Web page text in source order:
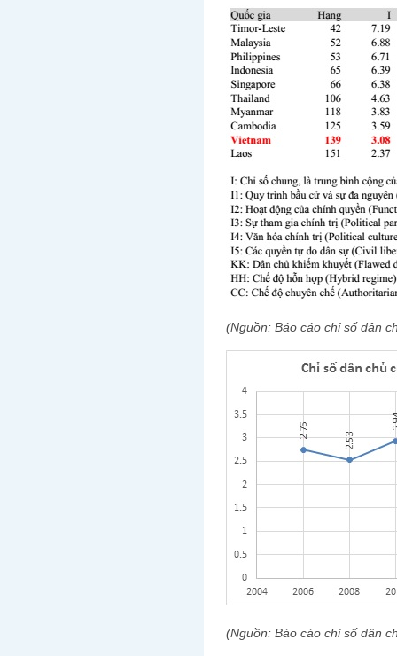
(Nguồn: Báo cáo chỉ số dân
(Nguồn: Báo cáo chỉ số dân